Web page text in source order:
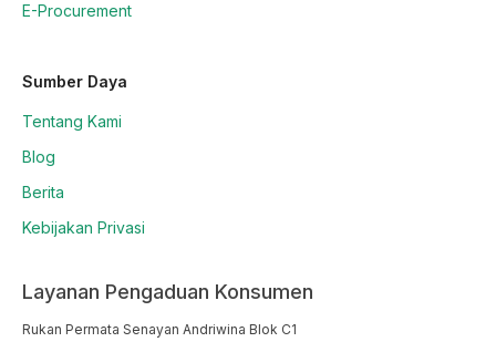
E-Procurement
Sumber Daya
Tentang Kami
Blog
Berita
Kebijakan Privasi
Layanan Pengaduan Konsumen
Rukan Permata Senayan Andriwina Blok C1